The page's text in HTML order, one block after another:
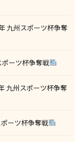
九州スポーツ杯争奪
ーツ杯争奪戦
九州スポーツ杯争奪
ーツ杯争奪戦